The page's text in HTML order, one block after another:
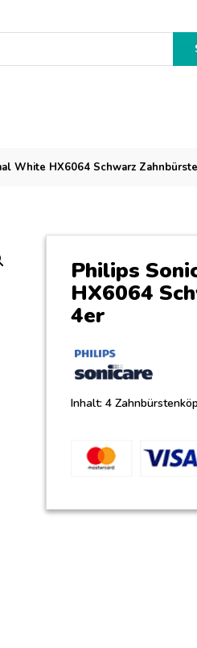
White HX6064 Schwarz
Philips
HX6064
4er
Inhalt: 4